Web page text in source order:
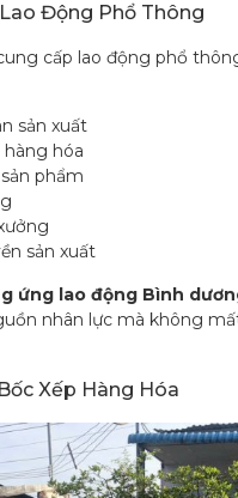
Động Phổ Thông
cấp lao động phổ
sản xuất
hóa
phẩm
sản xuất
ứng lao động Bình
nhân lực mà không
Xếp Hàng Hóa